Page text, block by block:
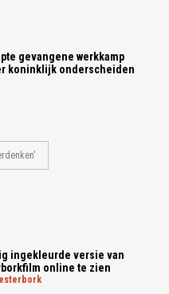
gevangene werkkamp
koninklijk onderscheiden
ingekleurde versie van
online te zien